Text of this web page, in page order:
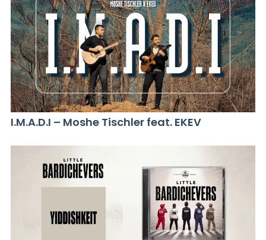
I.M.A.D.I – Moshe Tischler feat. EKEV